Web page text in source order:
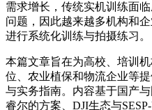
需求增长，传统实机训练面
问题，因此越来越多机构和
进行系统化训练与拍摄练习。
本篇文章旨在为高校、培训
位、农业植保和物流企业等
与实务指南。内容基于国产
睿尔的方案、DJI生态与